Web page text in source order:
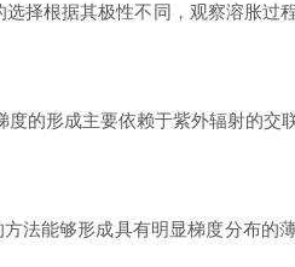
择根据其极性不同，观察溶胀过
的形成主要依赖于紫外辐射的交
法能够形成具有明显梯度分布的